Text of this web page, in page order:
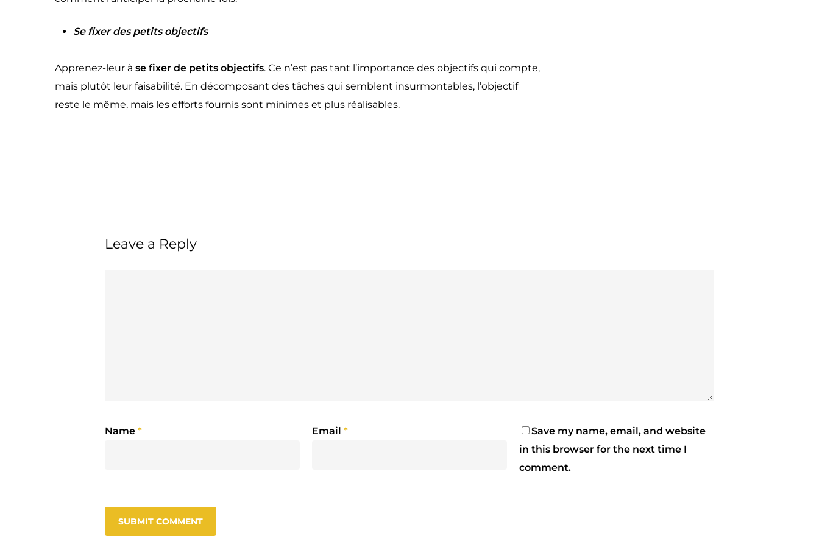
Se fixer des petits objectifs
Apprenez-leur à se fixer de petits objectifs. Ce n’est pas tant l’importance des objectifs qui compte,
mais plutôt leur faisabilité. En décomposant des tâches qui semblent insurmontables, l’objectif
reste le même, mais les efforts fournis sont minimes et plus réalisables.
Leave a Reply
Name * Email *
Save my name, email, and website
in this browser for the next time I
comment.